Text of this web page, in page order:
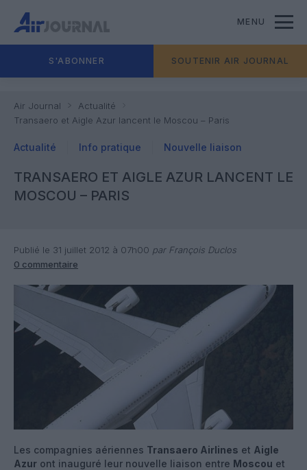
MENU
S'ABONNER SOUTENIR AIR JOURNAL
Air Journal
Actualité
Transaero et Aigle Azur lancent le Moscou – Paris
Actualité Info pratique Nouvelle liaison
TRANSAERO ET AIGLE AZUR LANCENT LE
MOSCOU – PARIS
Publié le 31 juillet 2012 à 07h00 par François Duclos
0 commentaire
Les compagnies aériennes Transaero Airlines et Aigle
Azur ont inauguré leur nouvelle liaison entre Moscou et